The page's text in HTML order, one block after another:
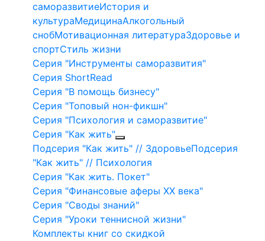
саморазвитиеИстория и
культураМедицинаАлкогольный
снобМотивационная литератураЗдоровье и
спортСтиль жизни
Серия "Инструменты саморазвития"
Серия ShortRead
Серия "В помощь бизнесу"
Серия "Топовый нон-фикшн"
Серия "Психология и саморазвитие"
Серия "Как жить"
Подсерия "Как жить" // ЗдоровьеПодсерия
"Как жить" // Психология
Серия "Как жить. Покет"
Серия "Финансовые аферы XX века"
Серия "Своды знаний"
Серия "Уроки теннисной жизни"
Комплекты книг со скидкой